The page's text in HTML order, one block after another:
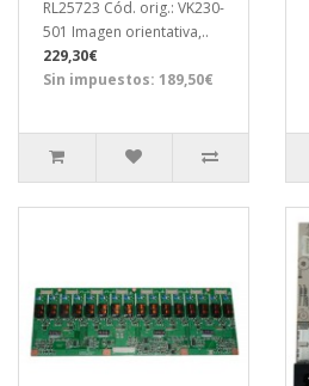
RL25723 Cód. orig.: VK230-
501 Imagen orientativa,..
229,30€
Sin impuestos: 189,50€